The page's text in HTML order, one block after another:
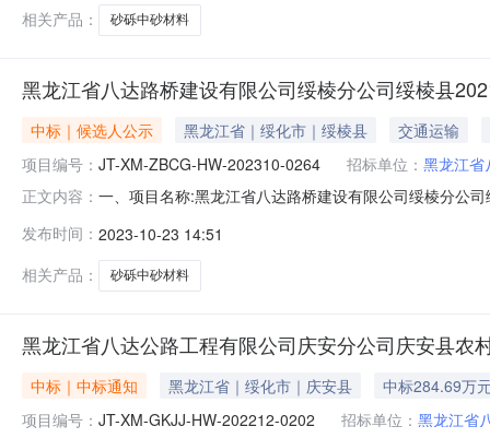
相关产品：
砂砾中砂材料
黑龙江省八达路桥建设有限公司绥棱分公司绥棱县
中标｜候选人公示 黑龙江省｜绥化市｜绥棱县
交通运输
项目编号： JT-XM-ZBCG-HW-202310-0264 招标单位： 黑龙江省
正文内容： 一、项目名称:黑龙江省八达路桥建设有限公司绥棱分公
委员会评审，按照经评审的投标报价由低到高排序推荐
发布时间： 2023-10-23 14:51
相关产品：
砂砾中砂材料
黑龙江省八达公路工程有限公司庆安分公司庆安县
中标｜中标通知 黑龙江省｜绥化市｜庆安县
中标284.69万
项目编号： JT-XM-GKJJ-HW-202212-0202 招标单位： 黑龙江省